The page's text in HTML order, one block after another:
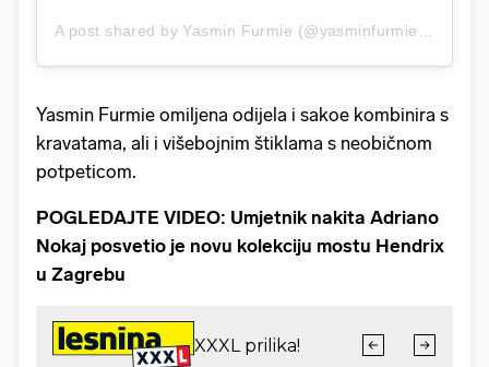
Yasmin Furmie omiljena odijela i sakoe kombinira s
kravatama, ali i višebojnim štiklama s neobičnom
potpeticom.
POGLEDAJTE VIDEO: Umjetnik nakita Adriano
Nokaj posvetio je novu kolekciju mostu Hendrix
u Zagrebu